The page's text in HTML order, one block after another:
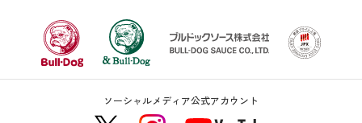
ソーシャルメディア公式アカウント